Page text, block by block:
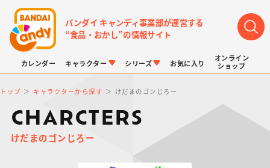
バンダイ キャンディ事業部が運営する
“食品・おかし”の情報サイト
カレンダー キャラクター
プリキュアシリーズ ドラゴンボール
シリーズ
チョコサプ ポケモンキッズ
お気に入り
オンライン
ショップ
トップ キャラクターから探す けだまのゴンじろー
CHARCTERS
けだまのゴンじろー